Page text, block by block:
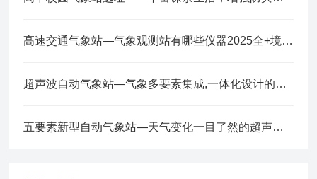
高速交通气象站—气象观测站有哪些仪器2025全+境+派+送
超声波自动气象站—气象多要素集成,一体化设计的小型气象站2025全+境+派+送
五要素新型自动气象站—天气变化一目了然的超声波气象站2024全+境+派+送